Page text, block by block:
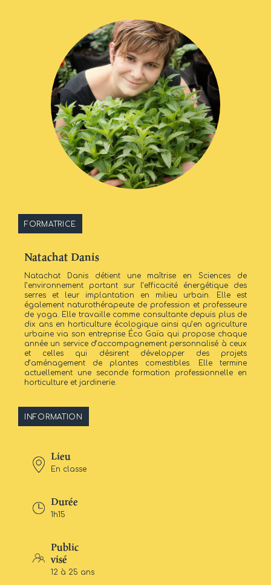
FORMATRICE
Natachat Danis
Natachat Danis détient une maîtrise en Sciences de
l’environnement portant sur l’efficacité énergétique des
serres et leur implantation en milieu urbain. Elle est
également naturothérapeute de profession et professeure
de yoga. Elle travaille comme consultante depuis plus de
dix ans en horticulture écologique ainsi qu’en agriculture
urbaine via son entreprise Éco Gaïa qui propose chaque
année un service d’accompagnement personnalisé à ceux
et celles qui désirent développer des projets
d’aménagement de plantes comestibles. Elle termine
actuellement une seconde formation professionnelle en
horticulture et jardinerie.
INFORMATION
Lieu
En classe
Durée
1h15
Public
visé
12 à 25 ans